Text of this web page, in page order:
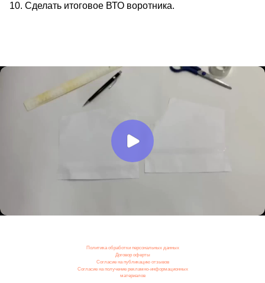
Сделать итоговое ВТО воротника.
Политика обработки персональных данных
Договор оферты
Согласие на публикацию отзывов
Согласие на получение рекламно-информационных
материалов